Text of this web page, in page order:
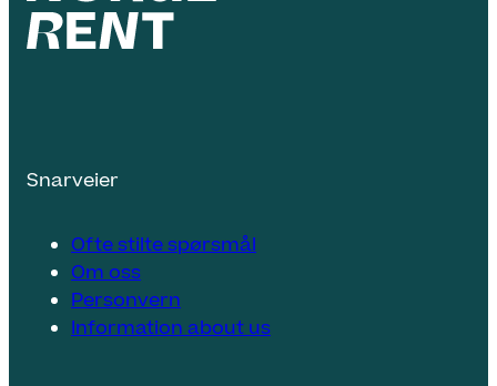
Snarveier
Ofte stilte spørsmål
Om oss
Personvern
Information about us